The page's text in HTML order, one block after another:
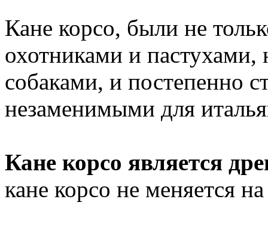
Кане корсо, были не
охотниками и
собаками, и постепенно
незаменимыми для
Кане корсо является
кане корсо не меняется